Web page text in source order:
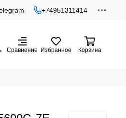
+74951311414
Сравнение Избранное Корзина